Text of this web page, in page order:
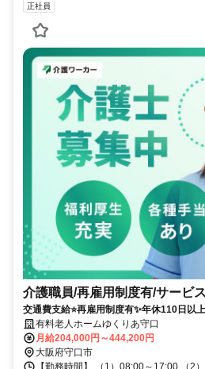
正社員
介護職員/再雇用制度有/サービ
交通費支給⭐️再雇用制度有✨年休110日以
チカ有料老人ホームゆくりあ守口
月給204,000円～444,200円
大阪府守口市